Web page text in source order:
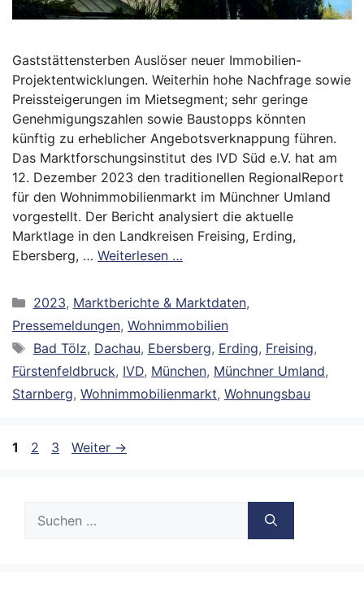
Gaststättensterben Auslöser neuer Immobilien-
Projektentwicklungen. Weiterhin hohe Nachfrage sowie
Preissteigerungen im Mietsegment; sehr geringe
Genehmigungszahlen sowie Baustopps könnten
künftig zu erheblicher Angebotsverknappung führen.
Das Marktforschungsinstitut des IVD Süd e.V. hat am
12. Dezember 2023 den traditionellen RegionalReport
für den Wohnimmobilienmarkt im Münchner Umland
vorgestellt. Der Bericht analysiert die aktuelle
Marktlage in den Landkreisen Freising, Erding,
Ebersberg, … Weiterlesen …
Kategorien
2023, Marktberichte & Marktdaten,
Pressemeldungen, Wohnimmobilien
Schlagwörter
Bad Tölz, Dachau, Ebersberg, Erding, Freising,
Fürstenfeldbruck, IVD, München, Münchner Umland,
Starnberg, Wohnimmobilienmarkt, Wohnungsbau
Seite
1 Seite
2 Seite
3 Weiter →
nach: